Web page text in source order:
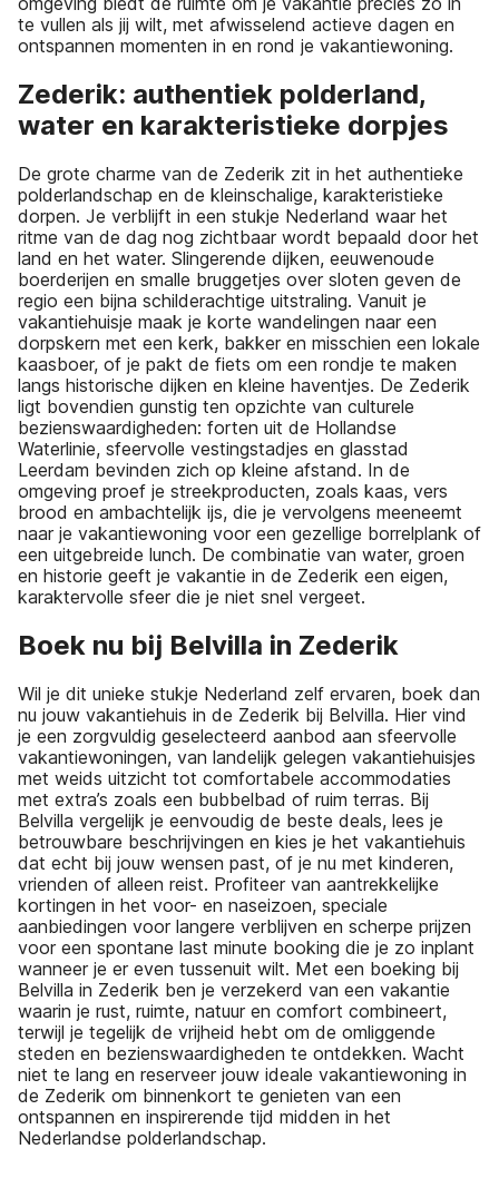
te vullen als jij wilt, met afwisselend actieve dagen en
ontspannen momenten in en rond je vakantiewoning.
Zederik: authentiek polderland,
water en karakteristieke dorpjes
De grote charme van de Zederik zit in het authentieke
polderlandschap en de kleinschalige, karakteristieke
dorpen. Je verblijft in een stukje Nederland waar het
ritme van de dag nog zichtbaar wordt bepaald door het
land en het water. Slingerende dijken, eeuwenoude
boerderijen en smalle bruggetjes over sloten geven de
regio een bijna schilderachtige uitstraling. Vanuit je
vakantiehuisje maak je korte wandelingen naar een
dorpskern met een kerk, bakker en misschien een lokale
kaasboer, of je pakt de fiets om een rondje te maken
langs historische dijken en kleine haventjes. De Zederik
ligt bovendien gunstig ten opzichte van culturele
bezienswaardigheden: forten uit de Hollandse
Waterlinie, sfeervolle vestingstadjes en glasstad
Leerdam bevinden zich op kleine afstand. In de
omgeving proef je streekproducten, zoals kaas, vers
brood en ambachtelijk ijs, die je vervolgens meeneemt
naar je vakantiewoning voor een gezellige borrelplank of
een uitgebreide lunch. De combinatie van water, groen
en historie geeft je vakantie in de Zederik een eigen,
karaktervolle sfeer die je niet snel vergeet.
Boek nu bij Belvilla in Zederik
Wil je dit unieke stukje Nederland zelf ervaren, boek dan
nu jouw vakantiehuis in de Zederik bij Belvilla. Hier vind
je een zorgvuldig geselecteerd aanbod aan sfeervolle
vakantiewoningen, van landelijk gelegen vakantiehuisjes
met weids uitzicht tot comfortabele accommodaties
met extra’s zoals een bubbelbad of ruim terras. Bij
Belvilla vergelijk je eenvoudig de beste deals, lees je
betrouwbare beschrijvingen en kies je het vakantiehuis
dat echt bij jouw wensen past, of je nu met kinderen,
vrienden of alleen reist. Profiteer van aantrekkelijke
kortingen in het voor- en naseizoen, speciale
aanbiedingen voor langere verblijven en scherpe prijzen
voor een spontane last minute booking die je zo inplant
wanneer je er even tussenuit wilt. Met een boeking bij
Belvilla in Zederik ben je verzekerd van een vakantie
waarin je rust, ruimte, natuur en comfort combineert,
terwijl je tegelijk de vrijheid hebt om de omliggende
steden en bezienswaardigheden te ontdekken. Wacht
niet te lang en reserveer jouw ideale vakantiewoning in
de Zederik om binnenkort te genieten van een
ontspannen en inspirerende tijd midden in het
Nederlandse polderlandschap.